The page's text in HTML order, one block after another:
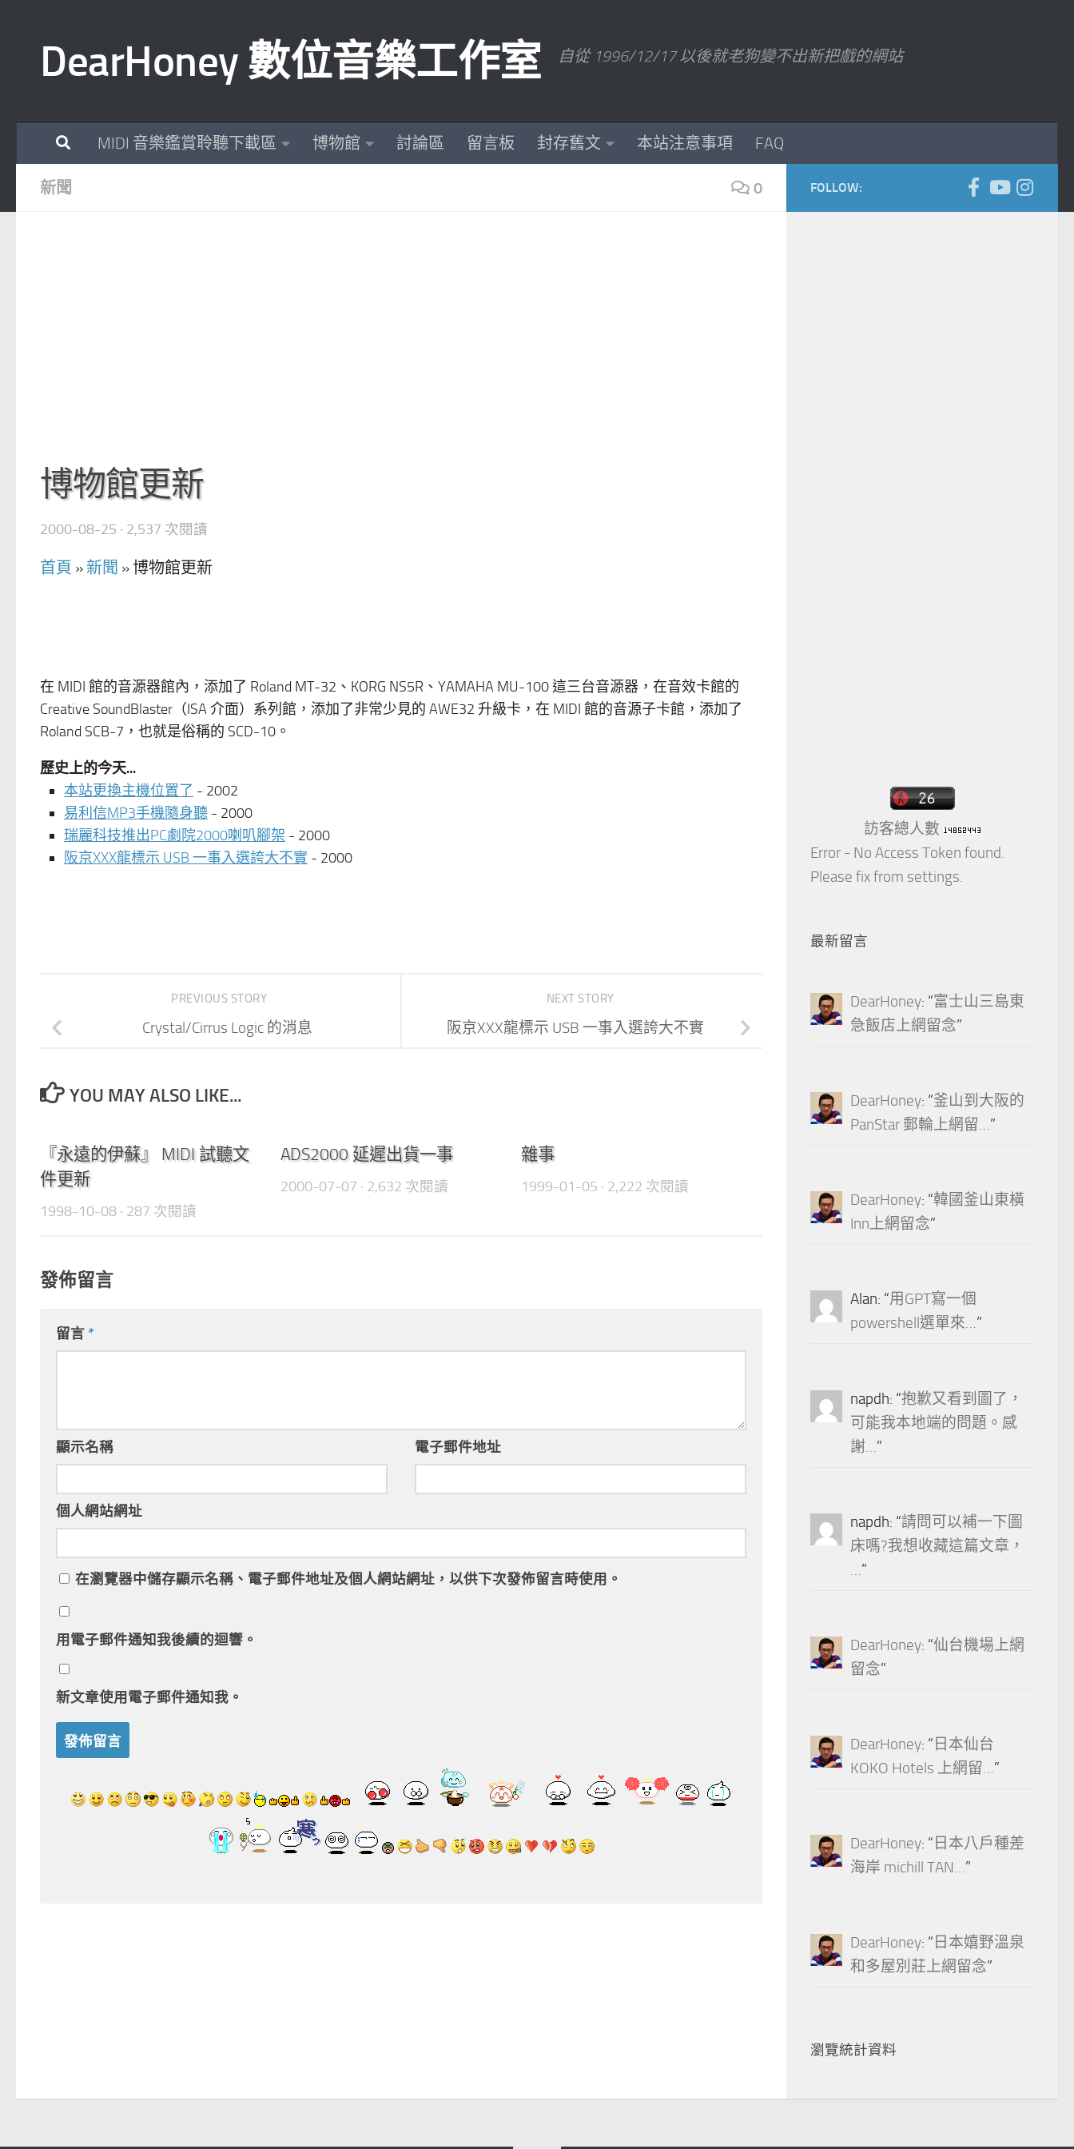
DearHoney 數位音樂工作室 自從 1996/12/17 以後就老狗變不出新把戲的網站
MIDI 音樂鑑賞聆聽下載區 博物館 討論區 留言板 封存舊文 本站注意事項 FAQ
新聞 0
博物館更新
2000-08-25 · 2,537 次閱讀
首頁 » 新聞 »博物館更新
在 MIDI 館的音源器館內，添加了 Roland MT-32、KORG NS5R、YAMAHA MU-100 這三台音源器，在音效卡館的
Creative SoundBlaster（ISA 介面）系列館，添加了非常少見的 AWE32 升級卡，在 MIDI 館的音源子卡館，添加了
Roland SCB-7，也就是俗稱的 SCD-10。
歷史上的今天...
本站更換主機位置了 - 2002
易利信MP3手機隨身聽 - 2000
瑞麗科技推出PC劇院2000喇叭腳架 - 2000
阪京XXX龍標示 USB 一事入選誇大不實 - 2000
NEXT STORY
阪京XXX龍標示 USB 一事入選誇大不實
PREVIOUS STORY
Crystal/Cirrus Logic 的消息
YOU MAY ALSO LIKE...
『永遠的伊蘇』 MIDI 試聽文
件更新
1998-10-08 · 287 次閱讀
ADS2000 延遲出貨一事
2000-07-07 · 2,632 次閱讀
雜事
1999-01-05 · 2,222 次閱讀
發佈留言
留言 *
顯示名稱 電子郵件地址
個人網站網址
在瀏覽器中儲存顯示名稱、電子郵件地址及個人網站網址，以供下次發佈留言時使用。
用電子郵件通知我後續的迴響。
新文章使用電子郵件通知我。
FOLLOW:
訪客總人數
Error - No Access Token found.
Please fix from settings.
最新留言
DearHoney: “富士山三島東
急飯店上網留念”
DearHoney: “釜山到大阪的
PanStar 郵輪上網留…”
DearHoney: “韓國釜山東橫
Inn上網留念”
Alan: “用GPT寫一個
powershell選單來…”
napdh: “抱歉又看到圖了，
可能我本地端的問題。感
謝…”
napdh: “請問可以補一下圖
床嗎?我想收藏這篇文章，
…”
DearHoney: “仙台機場上網
留念”
DearHoney: “ 日本仙台
KOKO Hotels 上網留…”
DearHoney: “ 日本八戶種差
海岸 michill TAN…”
DearHoney: “ 日本嬉野溫泉
和多屋別莊上網留念”
瀏覽統計資料